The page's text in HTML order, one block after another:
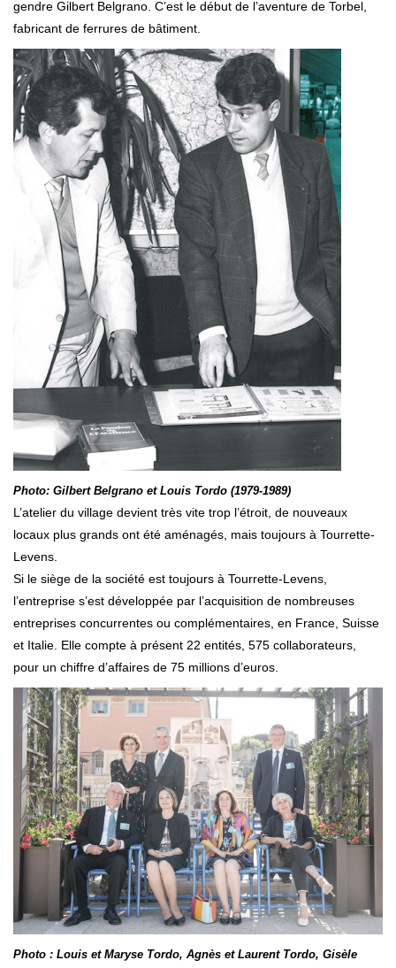
gendre Gilbert Belgrano. C’est le début de l’aventure de Torbel,
fabricant de ferrures de bâtiment.
Photo: Gilbert Belgrano et Louis Tordo (1979-1989)
L’atelier du village devient très vite trop l’étroit, de nouveaux
locaux plus grands ont été aménagés, mais toujours à Tourrette-
Levens.
Si le siège de la société est toujours à Tourrette-Levens,
l’entreprise s’est développée par l’acquisition de nombreuses
entreprises concurrentes ou complémentaires, en France, Suisse
et Italie. Elle compte à présent 22 entités, 575 collaborateurs,
pour un chiffre d’affaires de 75 millions d’euros.
Photo : Louis et Maryse Tordo, Agnès et Laurent Tordo, Gisèle